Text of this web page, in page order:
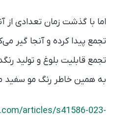
اما با گذشت زمان تعدادی از
تجمع پیدا کرده و آنجا گیر
تجمع قابلیت بلوغ و تولید
به همین خاطر رنگ مو سفید
articles/s41586-023-